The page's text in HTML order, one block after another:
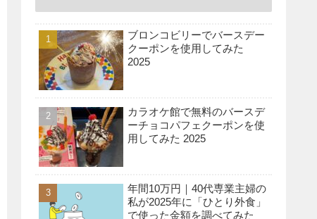
ブロンコビリーでバースデー
クーポンを使用してみた
2025
カラオケ館で無料のバースデ
ーチョコパフェクーポンを使
用してみた 2025
年間10万円｜40代専業主婦の
私が2025年に「ひとり外食」
で使った金額を調べてみた